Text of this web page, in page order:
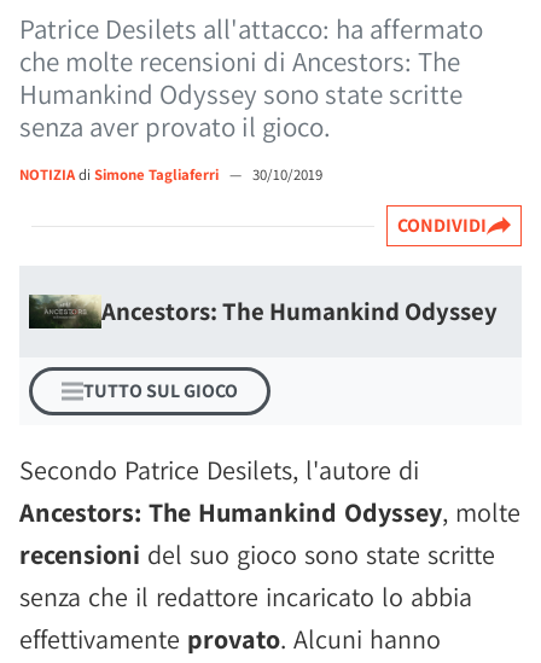
Patrice Desilets all'attacco: ha affermato
che molte recensioni di Ancestors: The
Humankind Odyssey sono state scritte
senza aver provato il gioco.
NOTIZIAdi Simone Tagliaferri — 30/10/2019
CONDIVIDI
Ancestors: The Humankind Odyssey
TUTTO SUL GIOCO
Secondo Patrice Desilets, l'autore di
Ancestors: The Humankind Odyssey, molte
recensioni del suo gioco sono state scritte
senza che il redattore incaricato lo abbia
effettivamente provato. Alcuni hanno